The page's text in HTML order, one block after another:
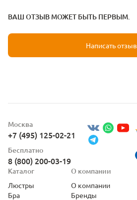
ВАШ ОТЗЫВ МОЖЕТ БЫТЬ ПЕРВЫМ.
Написать отзыв
Москва
+7 (495) 125-02-21
Бесплатно
8 (800) 200-03-19
Каталог
Люстры
Бра
О компании
О компании
Бренды